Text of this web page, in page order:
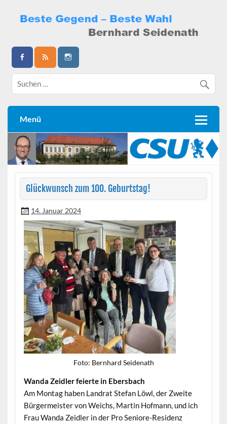
content
Bernhard Seidenath
Menü
Glückwunsch zum 100. Geburtstag!
14. Januar 2024
Foto: Bern­hard Seidenath
Wan­da Zei­dler feierte in Ebersbach
Am Mon­tag haben Lan­drat Ste­fan Löwl, der Zweite
Bürg­er­meis­ter von Weichs, Mar­tin Hof­mann, und ich
Frau Wan­da Zei­dler in der Pro Seniore-Res­i­denz